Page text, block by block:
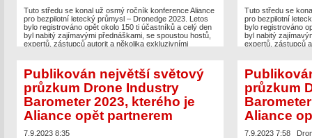
bezpilotní letecký
Tuto středu se konal už osmý ročník konference Aliance
pro bezpilotní letecký průmysl – Dronedge 2023. Letos
bylo registrováno opět okolo 150 ti účastníků a celý den
byl nabitý zajímavými přednáškami, se spoustou hostů,
expertů, zástupců autorit a několika exkluzivními
konference dorazil […]
The postOpět velký úspěch už osmé konference
Aliance – Dronedge 2023appeared first on UAV Aliance
pro bezpilotní letecký průmysl
Tuto středu se
pro bezpilotní
bylo registrováno
byl nabitý
expertů, zástupců
konference dorazil
The postOpět
Aliance – Dronedge
pro bezpilotní
Publikován největší světový
průzkum Drone Industry
Barometer 2023, kterého je
Aliance opět partnerem
7.9.2023 8:35
průzkum
Aliance
7.9.2023 7:58